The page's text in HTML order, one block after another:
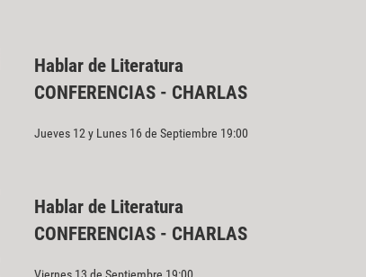
Hablar de Literatura
CONFERENCIAS - CHARLAS
Jueves 12 y Lunes 16 de Septiembre 19:00
Hablar de Literatura
CONFERENCIAS - CHARLAS